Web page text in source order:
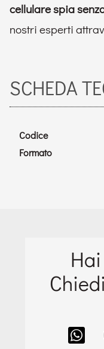
cellulare spia
nostri esperti
SCHEDA
Codice
Formato